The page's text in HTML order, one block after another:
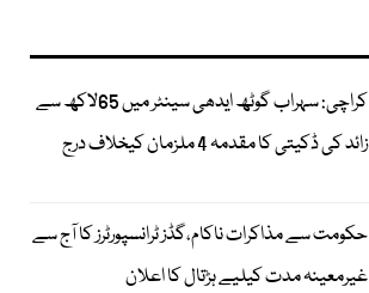
کراچی: سہراب گوٹھ ایدھی سینٹر میں 65لاکھ سے
زائد کی ڈکیتی کا مقدمہ 4 ملزمان کیخلاف درج
حکومت سے مذاکرات ناکام،گڈز ٹرانسپورٹرز کا آج سے
غیرمعینہ مدت کیلیے ہڑتال کا اعلان